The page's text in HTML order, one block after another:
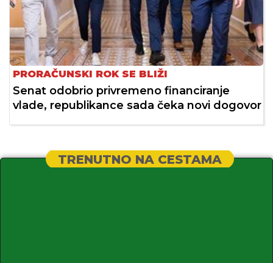
PRORAČUNSKI ROK SE BLIŽI
Senat odobrio privremeno financiranje
vlade, republikance sada čeka novi dogovor
TRENUTNO NA CESTAMA